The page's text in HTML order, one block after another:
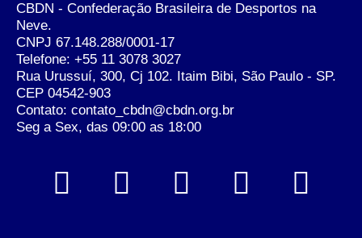
CBDN - Confederação Brasileira de Desportos na
Neve.
CNPJ 67.148.288/0001-17
Telefone: +55 11 3078 3027
Rua Urussuí, 300, Cj 102. Itaim Bibi, São Paulo - SP.
CEP 04542-903
Contato: contato_cbdn@cbdn.org.br
Seg a Sex, das 09:00 as 18:00